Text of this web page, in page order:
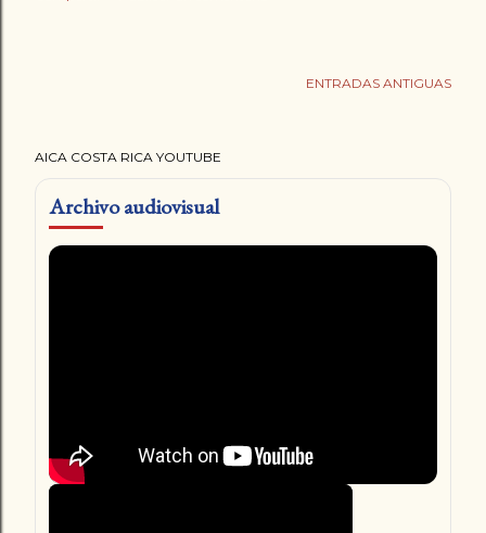
ENTRADAS ANTIGUAS
AICA COSTA RICA YOUTUBE
Archivo audiovisual